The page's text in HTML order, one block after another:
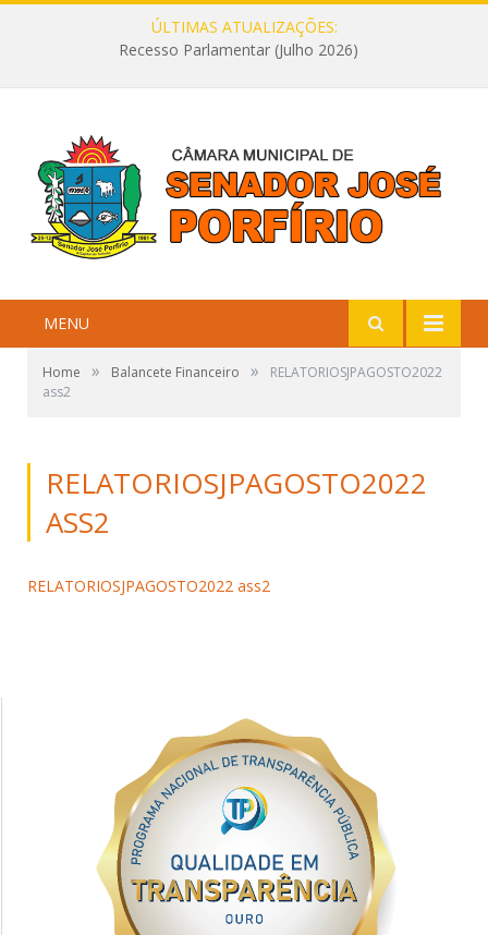
ÚLTIMAS ATUALIZAÇÕES:
Recesso Parlamentar (Julho 2026)
MENU
Home » Balancete Financeiro »
RELATORIOSJPAGOSTO2022
ass2
RELATORIOSJPAGOSTO2022
ASS2
RELATORIOSJPAGOSTO2022 ass2